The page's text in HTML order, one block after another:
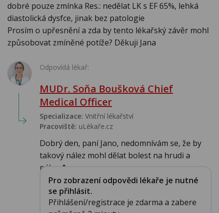
dobré pouze zmínka Res.: nedělat LK s EF 65%, lehká
diastolická dysfce, jinak bez patologie
Prosím o upřesnění a zda by tento lékařský závěr mohl
způsobovat zmíněné potíže? Děkuji Jana
Odpovídá lékař:
MUDr. Soňa Boušková Chief
Medical Officer
Specializace: Vnitřní lékařství
Pracoviště: uLékaře.cz
Dobrý den, paní Jano, nedomnívám se, že by
takový nález mohl dělat bolest na hrudi a
pálen�...
Pro zobrazení odpovědi lékaře je nutné
se přihlásit.
Přihlášení/registrace je zdarma a zabere